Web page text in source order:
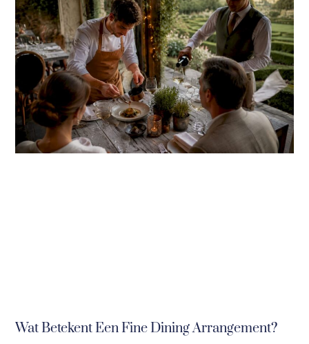
Wat Betekent Een Fine Dining Arrangement?